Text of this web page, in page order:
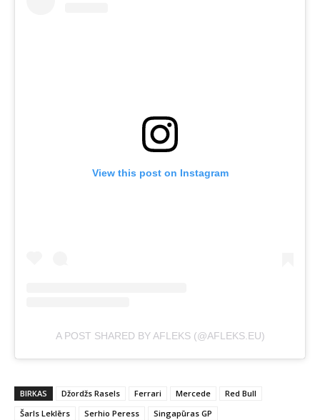
View this post on Instagram
A POST SHARED BY AFLEKS (@AFLEKS.EU)
BIRKAS Džordžs Rasels Ferrari Mercede
Red Bull
Šarls Leklērs
Serhio Peress Singapūras GP